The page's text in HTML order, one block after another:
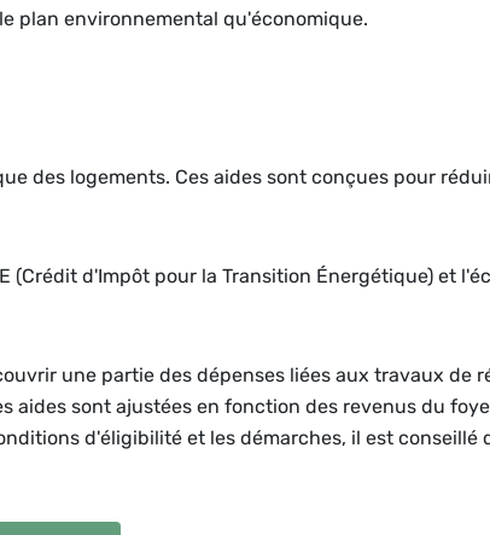
plan environnemental qu'économique.
des logements. Ces aides sont conçues pour
(Crédit d'Impôt pour la Transition Énergétique) et
une partie des dépenses liées aux travaux de
aides sont ajustées en fonction des revenus du
d'éligibilité et les démarches, il est conseillé